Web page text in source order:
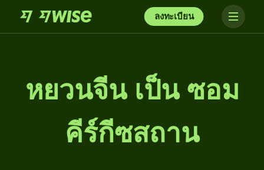
ลงทะเบียน
หยวนจีน เป็น ซอม
คีร์กีซสถาน